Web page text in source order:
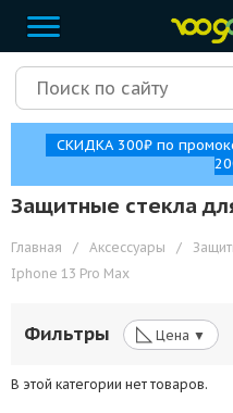
СКИДКА 300₽ по
Защитные стекла
Главная / Аксессуары /
Iphone 13 Pro Max
Фильтры ◺ Цена ▼
В этой категории нет товаров.